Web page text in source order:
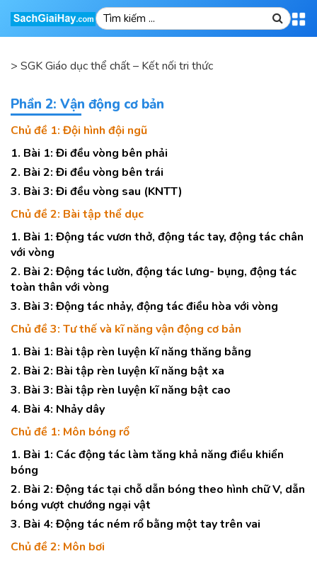
> SGK Giáo dục thể chất – Kết nối tri thức
Phần 2: Vận động cơ bản
Chủ đề 1: Đội hình đội ngũ
1. Bài 1: Đi đều vòng bên phải
2. Bài 2: Đi đều vòng bên trái
3. Bài 3: Đi đều vòng sau (KNTT)
Chủ đề 2: Bài tập thể dục
1. Bài 1: Động tác vươn thở, động tác tay, động tác chân
với vòng
2. Bài 2: Động tác lườn, động tác lưng- bụng, động tác
toàn thân với vòng
3. Bài 3: Động tác nhảy, động tác điều hòa với vòng
Chủ đề 3: Tư thế và kĩ năng vận động cơ bản
1. Bài 1: Bài tập rèn luyện kĩ năng thăng bằng
2. Bài 2: Bài tập rèn luyện kĩ năng bật xa
3. Bài 3: Bài tập rèn luyện kĩ năng bật cao
4. Bài 4: Nhảy dây
Chủ đề 1: Môn bóng rổ
1. Bài 1: Các động tác làm tăng khả năng điều khiển
bóng
2. Bài 2: Động tác tại chỗ dẫn bóng theo hình chữ V, dẫn
bóng vượt chướng ngại vật
3. Bài 4: Động tác ném rổ bằng một tay trên vai
Chủ đề 2: Môn bơi